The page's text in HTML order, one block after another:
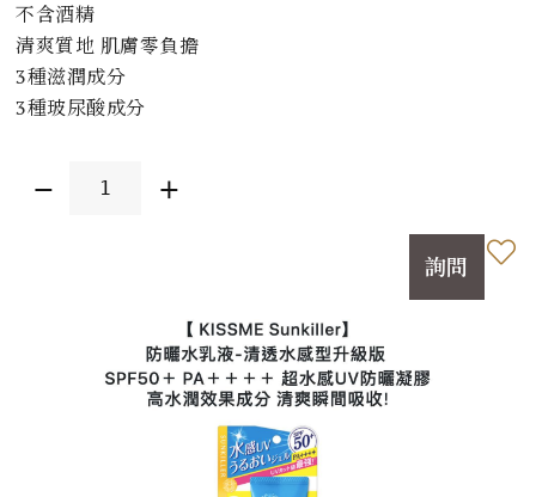
不含酒精
清爽質地 肌膚零負擔
3種滋潤成分
3種玻尿酸成分
詢問